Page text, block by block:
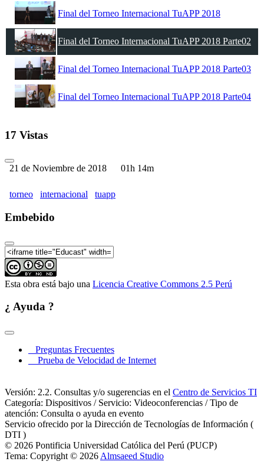
Final del Torneo Internacional TuAPP 2018
Final del Torneo Internacional TuAPP 2018 Parte02
Final del Torneo Internacional TuAPP 2018 Parte03
Final del Torneo Internacional TuAPP 2018 Parte04
17 Vistas
21 de Noviembre de 2018 01h 14m
torneo internacional tuapp
Embebido
Esta obra está bajo una Licencia Creative Commons 2.5 Perú
¿ Ayuda ?
Preguntas Frecuentes
Prueba de Velocidad de Internet
Versión: 2.2. Consultas y/o sugerencias en el Centro de Servicios TI
Categoría: Dispositivos / Servicio: Videoconferencias / Tipo de
atención: Consulta o ayuda en evento
Servicio ofrecido por la Dirección de Tecnologías de Información (
DTI )
© 2026 Pontificia Universidad Católica del Perú (PUCP)
Tema: Copyright © 2026 Almsaeed Studio